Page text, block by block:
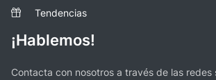
Tendencias
¡Hablemos!
Contacta con nosotros a través de las redes